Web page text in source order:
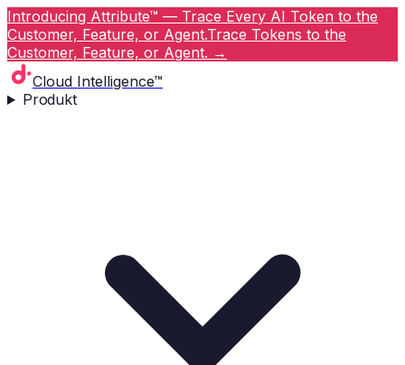
Introducing Attribute™ — Trace Every AI Token to the
Customer, Feature, or Agent.Trace Tokens to the
Customer, Feature, or Agent. →
Cloud Intelligence™
Produkt